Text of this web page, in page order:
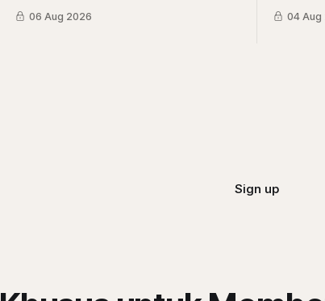
tapi pihak yang dapat antrean khusus
adalah pemberi rasio royalti terbesar.
06 Aug 2026
ini bisa
berbeda
04 Aug
Sign up